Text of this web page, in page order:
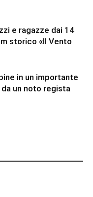
e ragazze dai 14
storico «Il Vento
in un importante
un noto regista